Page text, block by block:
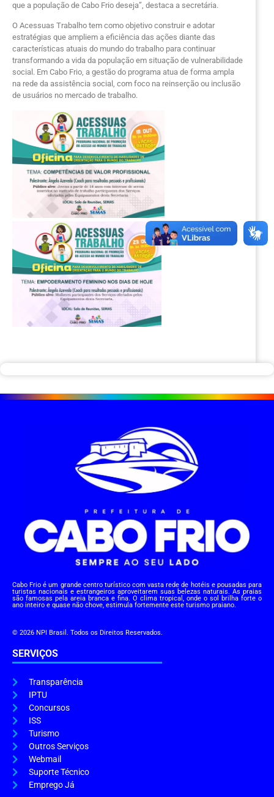
que a população de Cabo Frio deseja”, destaca a secretária.
O Acessuas Trabalho tem como objetivo construir e adotar
estratégias que ampliem a eficiência das ações diante das
características atuais do mundo do trabalho para continuar
transformando a vida da população em situação de vulnerabilidade
social. Em Cabo Frio, a gestão do programa atua de forma ampla
na rede da assistência social, com foco na reinserção ou inclusão
de usuários no mercado de trabalho.
Cabo Frio é um grande centro turístico com vasta rede de hotéis e pousadas para
turistas nacionais e estrangeiros aproveitarem suas belezas naturais. As praias
são famosas pela areia branca e fina. O clima tropical, onde o sol brilha forte o
ano inteiro e quase não chove, estimula fortemente este turismo praiano.
© 2026 NPI Brasil. Todos os Direitos Reservados.
SERVIÇOS
Transparência
IPTU
Concursos
ISS
Turismo
Outros Serviços
Webmail
Suporte Técnico
Emprego Já